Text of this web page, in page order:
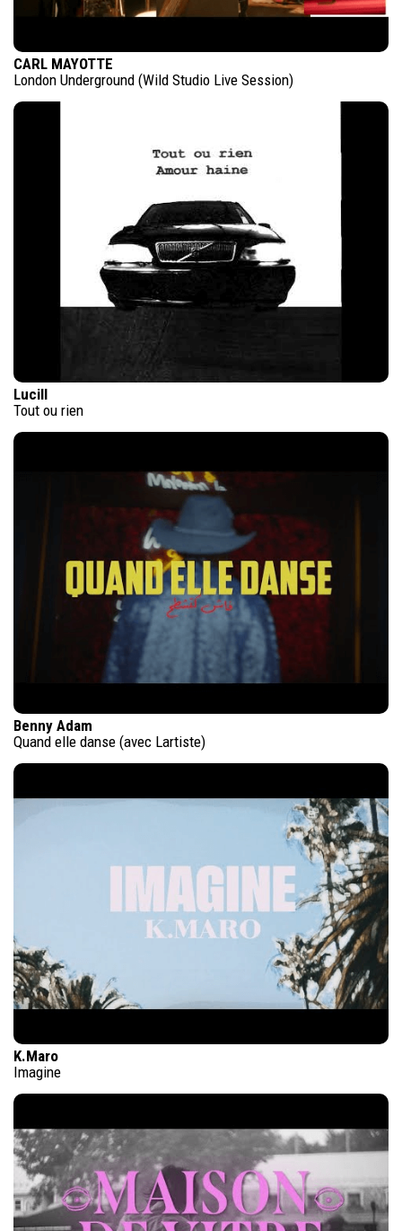
CARL MAYOTTE
London Underground (Wild Studio Live Session)
Lucill
Tout ou rien
Benny Adam
Quand elle danse (avec Lartiste)
K.Maro
Imagine